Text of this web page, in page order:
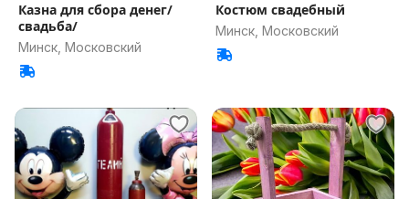
Казна для сбора денег/
свадьба/
Минск, Московский
Костюм свадебный
Минск, Московский